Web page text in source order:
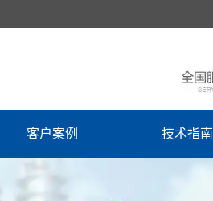
客户案例 技术指南